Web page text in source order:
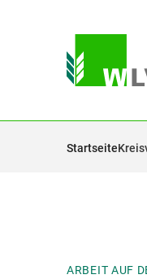
Startseite
ARBEIT AUF